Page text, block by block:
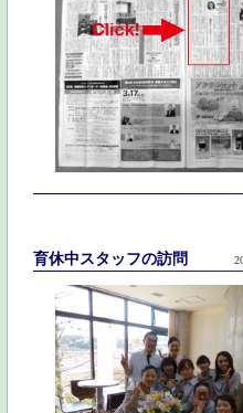
育休中スタッフの訪問